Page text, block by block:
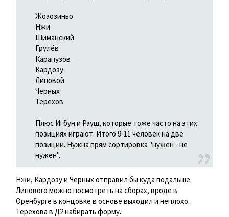
Жоаозиньо
Нжи
Шиманский
Грулёв
Карапузов
Кардозу
Липовой
Черных
Терехов
Плюс Игбун и Рауш, которые тоже часто на этих
позициях играют. Итого 9-11 человек на две
позиции. Нужна прям сортировка "нужен - не
нужен".
Нжи, Кардозу и Черных отправил бы куда подальше.
Липового можно посмотреть на сборах, вроде в
Оренбурге в концовке в основе выходил и неплохо.
Терехова в Д2 набирать форму.